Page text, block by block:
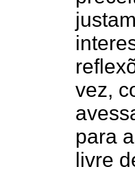
vez,
para
livre